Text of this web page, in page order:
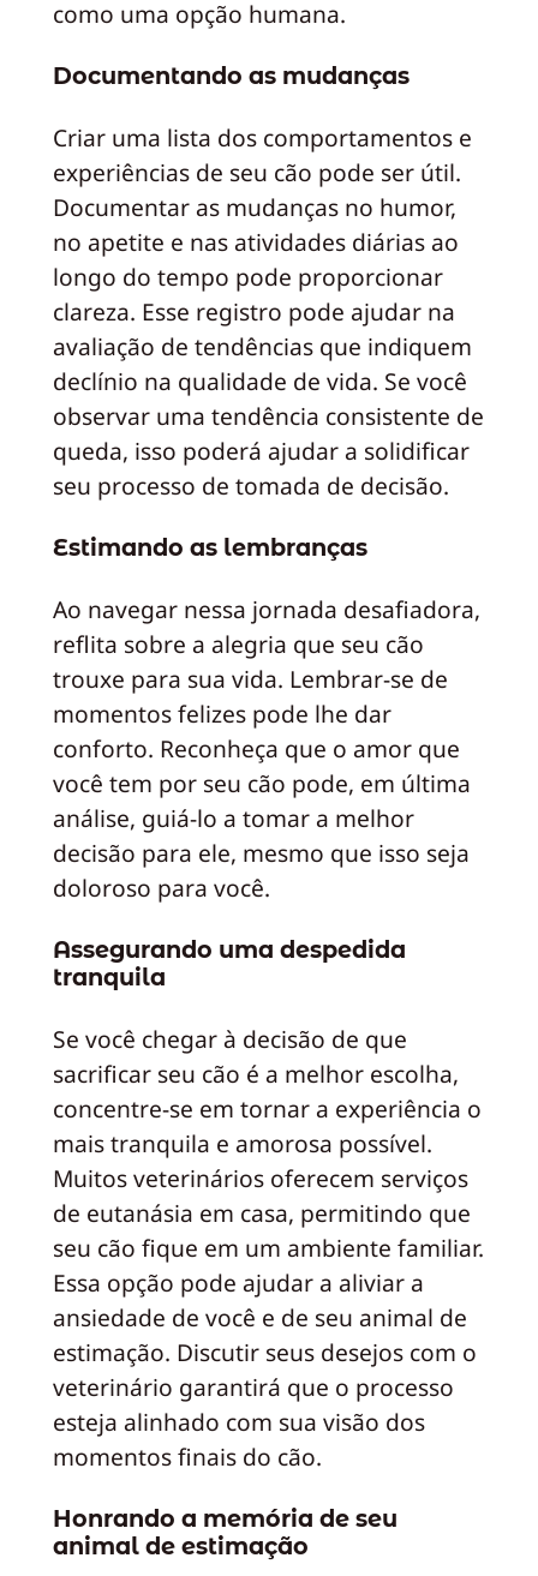
como uma opção humana.
Documentando as mudanças
Criar uma lista dos comportamentos e
experiências de seu cão pode ser útil.
Documentar as mudanças no humor,
no apetite e nas atividades diárias ao
longo do tempo pode proporcionar
clareza. Esse registro pode ajudar na
avaliação de tendências que indiquem
declínio na qualidade de vida. Se você
observar uma tendência consistente de
queda, isso poderá ajudar a solidificar
seu processo de tomada de decisão.
Estimando as lembranças
Ao navegar nessa jornada desafiadora,
reflita sobre a alegria que seu cão
trouxe para sua vida. Lembrar-se de
momentos felizes pode lhe dar
conforto. Reconheça que o amor que
você tem por seu cão pode, em última
análise, guiá-lo a tomar a melhor
decisão para ele, mesmo que isso seja
doloroso para você.
Assegurando uma despedida
tranquila
Se você chegar à decisão de que
sacrificar seu cão é a melhor escolha,
concentre-se em tornar a experiência o
mais tranquila e amorosa possível.
Muitos veterinários oferecem serviços
de eutanásia em casa, permitindo que
seu cão fique em um ambiente familiar.
Essa opção pode ajudar a aliviar a
ansiedade de você e de seu animal de
estimação. Discutir seus desejos com o
veterinário garantirá que o processo
esteja alinhado com sua visão dos
momentos finais do cão.
Honrando a memória de seu
animal de estimação